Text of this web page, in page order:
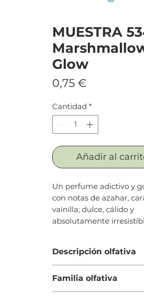
MUESTRA
Glow
0,75 €
Cantidad *
Añadir al
Un perfume adictivo y
con notas de azahar,
vainilla; dulce, cálido y
absolutamente
Descripción olfativa
pimienta rosa y cilantro
Cuerpo: Flor de azahar del
Familia olfativa